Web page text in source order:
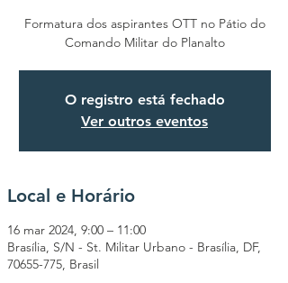
Formatura dos aspirantes OTT no Pátio do
Comando Militar do Planalto
O registro está fechado
Ver outros eventos
Local e Horário
16 mar 2024, 9:00 – 11:00
Brasília, S/N - St. Militar Urbano - Brasília, DF,
70655-775, Brasil